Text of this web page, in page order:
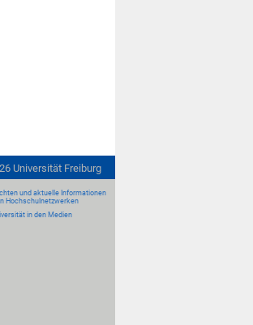
Universität Freiburg
und aktuelle Informationen
Hochschulnetzwerken
in den Medien